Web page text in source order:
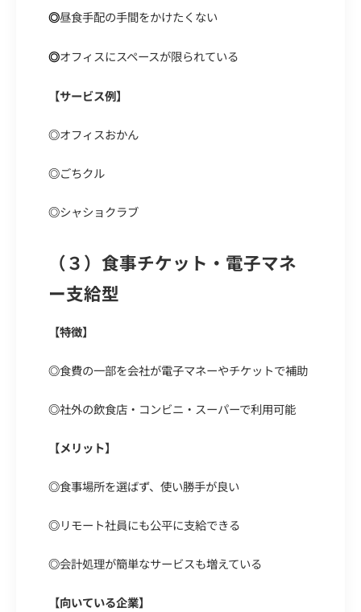
◎昼食手配の手間をかけたくない
◎オフィスにスペースが限られている
【サービス例】
◎オフィスおかん
◎ごちクル
◎シャショクラブ
（３）食事チケット・電子マネ
ー支給型
【特徴】
◎食費の一部を会社が電子マネーやチケットで補助
◎社外の飲食店・コンビニ・スーパーで利用可能
【メリット】
◎食事場所を選ばず、使い勝手が良い
◎リモート社員にも公平に支給できる
◎会計処理が簡単なサービスも増えている
【向いている企業】